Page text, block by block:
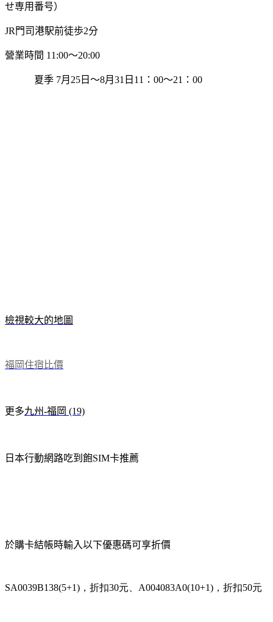
せ専用番号）
JR門司港駅前徒歩2分
營業時間 11:00～20:00
夏季 7月25日～8月31日11：00～21：00
檢視較大的地圖
福岡住宿比價
更多九州-福岡 (19)
日本行動網路吃到飽SIM卡推薦
於購卡結帳時輸入以下優惠碼可享折價
SA0039B138(5+1)，折扣30元、 A004083A0(10+1)，折扣50元